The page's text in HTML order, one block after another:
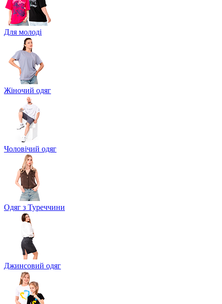
Для молоді
Жіночий одяг
Чоловічий одяг
Одяг з Туреччини
Джинсовий одяг